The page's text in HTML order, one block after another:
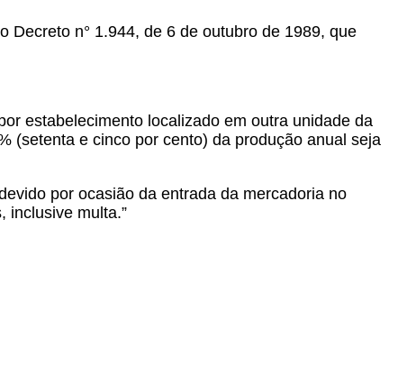
Decreto n° 1.944, de 6 de outubro de 1989, que
estabelecimento localizado em outra unidade da
(setenta e cinco por cento) da produção anual seja
por ocasião da entrada da mercadoria no
inclusive multa.”